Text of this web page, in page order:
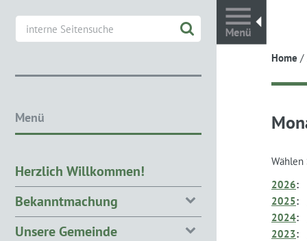
Home /
Wählen
2026:
2025:
2024:
2023:
Menü
Herzlich Willkommen!
Bekanntmachung
Unsere Gemeinde